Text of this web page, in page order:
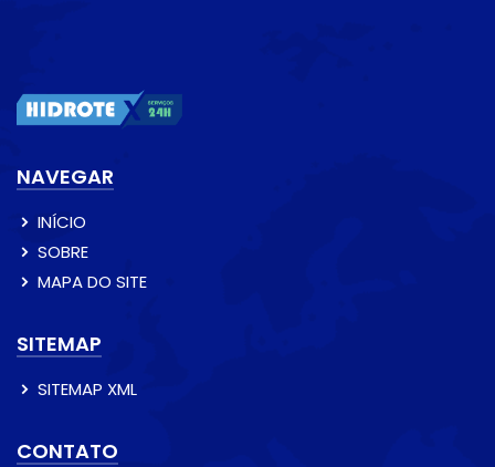
NAVEGAR
INÍCIO
SOBRE
MAPA DO SITE
SITEMAP
SITEMAP XML
CONTATO